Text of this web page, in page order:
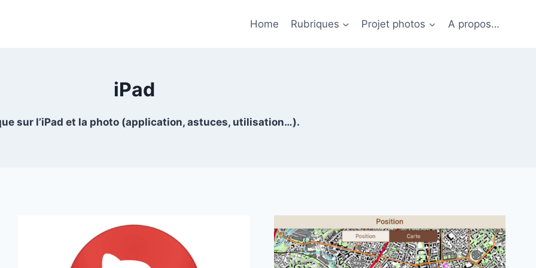
Home Rubriques Projet photos A propos…
iPad
sur l’iPad et la photo (application, astuces, utilisation…).